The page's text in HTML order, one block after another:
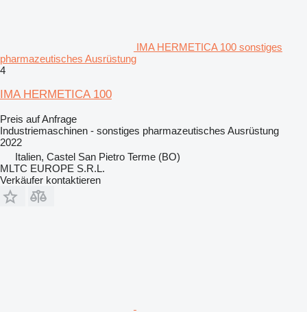
IMA HERMETICA 100 sonstiges
pharmazeutisches Ausrüstung
4
IMA HERMETICA 100
Preis auf Anfrage
Industriemaschinen - sonstiges pharmazeutisches Ausrüstung
2022
Italien, Castel San Pietro Terme (BO)
MLTC EUROPE S.R.L.
Verkäufer kontaktieren